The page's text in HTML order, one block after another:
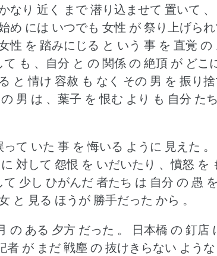
なり 近く まで 潜り込ませて 置いて
め には いつでも 女性 が 祭り上げられ
性 を 踏みにじる と いう 事 を 直覚 の
も 、自分 と の 関係 の 絶頂 が どこ
と 情け 容赦 も なく その 男 を 振り捨
男 は 、葉子 を 恨む より も 自分 た
て いた 事 を 悔いる ように 見えた 。
対して 怨恨 を いだいたり 、憤怒 を
て 少し ひがんだ 者たち は 自分 の 愚
と 見る ほうが 勝手だった から 。
の ある 夕方 だった 。
日本橋 の 釘店
が まだ 戦塵 の 抜けきらない よう